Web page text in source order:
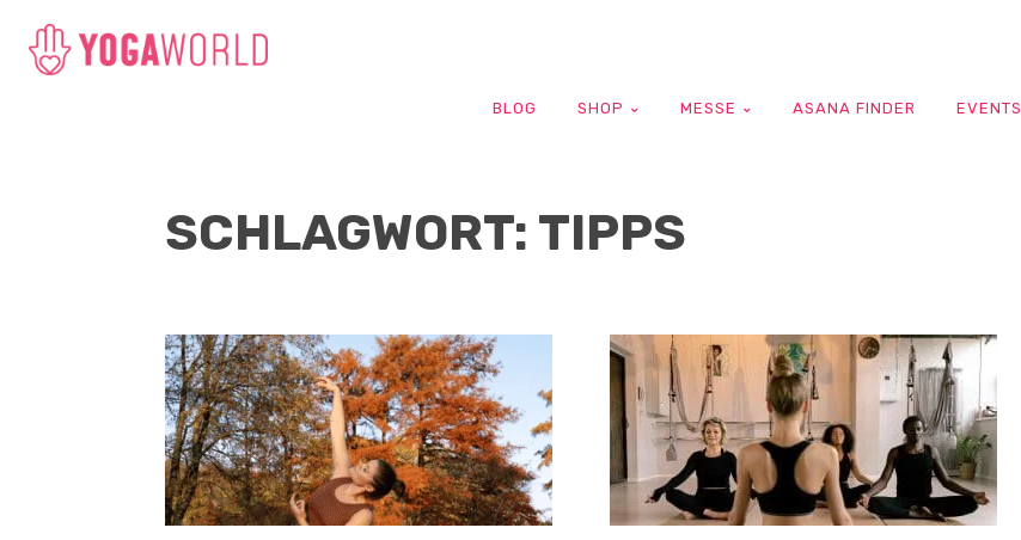
BLOG SHOP MESSE ASANA FINDER EVENTS
SCHLAGWORT: TIPPS